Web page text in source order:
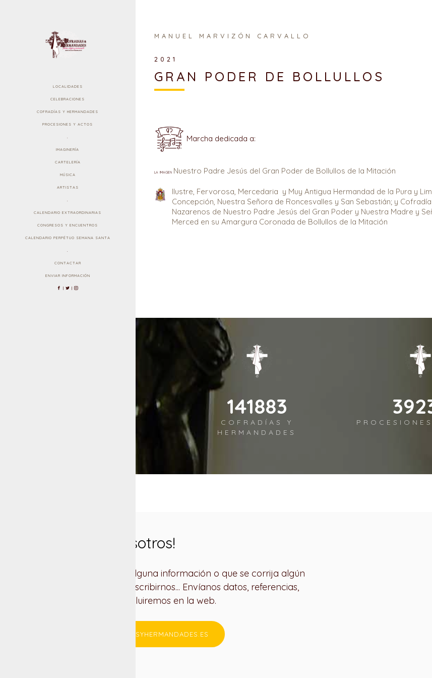
LOCALIDADES
CELEBRACIONES
COFRADÍAS Y HERMANDADES
PROCESIONES Y ACTOS
.
IMAGINERÍA
CARTELERÍA
MÚSICA
ARTISTAS
.
CALENDARIO EXTRAORDINARIAS
CONGRESOS Y ENCUENTROS
CALENDARIO PERPÉTUO SEMANA SANTA
.
CONTACTAR
ENVIAR INFORMACIÓN
| |
MANUEL MARVIZÓN CARVALLO
2021
GRAN PODER DE BOLLULLOS
Marcha dedicada a:
la imagen Nuestro Padre Jesús del Gran Poder de Bollullos de la Mitación
Ilustre, Fervorosa, Mercedaria y Muy Antigua Hermandad de la Pura y
Concepción, Nuestra Señora de Roncesvalles y San Sebastián; y
Nazarenos de Nuestro Padre Jesús del Gran Poder y Nuestra Madre y
Merced en su Amargura Coronada de Bollullos de la Mitación
153233
COFRADÍAS Y
HERMANDADES
Colabora con nosotros!
Si quieres que incluyamos alguna información o que se corrija algún
posible error no dudes en escribirnos... Envíanos datos, referencias,
imágenes, videos, ... y los incluiremos en la web.
CONTACTAR CON COFRADIASYHERMANDADES.ES